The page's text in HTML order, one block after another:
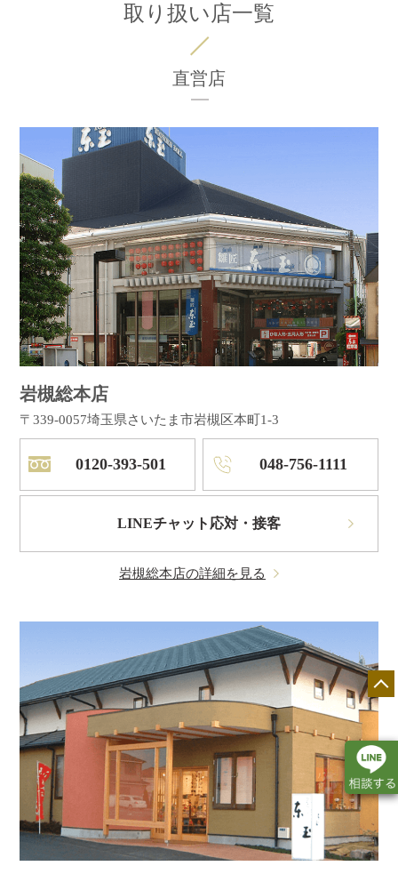
取り扱い店一覧
直営店
岩槻総本店
〒339-0057埼玉県さいたま市岩槻区本町1-3
0120-393-501 048-756-1111
LINEチャット応対・接客
岩槻総本店の詳細を見る
店舗一覧 展示会情報 カタログ請求